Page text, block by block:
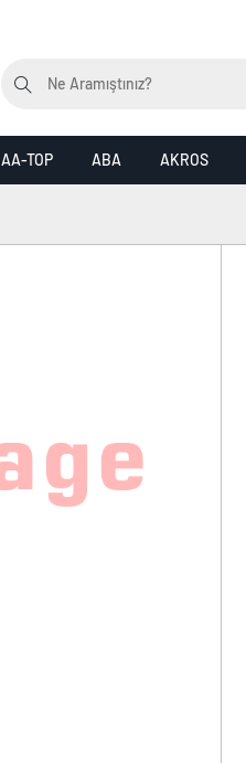
AA-TOP ABA AKROS